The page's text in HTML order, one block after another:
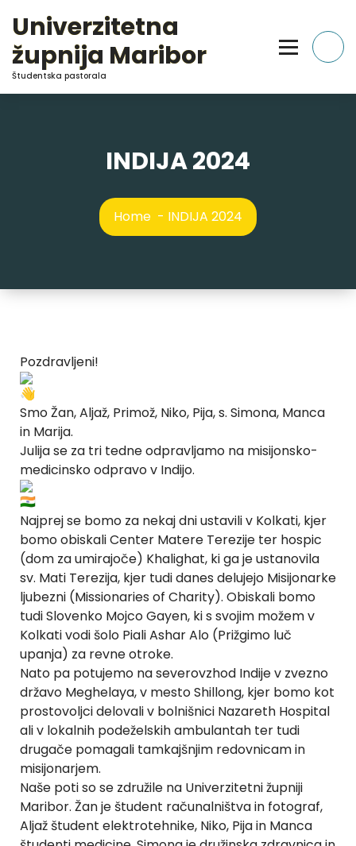
Content
Univerzitetna
župnija Maribor
Študentska pastorala
INDIJA 2024
Home - INDIJA 2024
Pozdravljeni!
Smo Žan, Aljaž, Primož, Niko, Pija, s. Simona, Manca
in Marija.
Julija se za tri tedne odpravljamo na misijonsko-
medicinsko odpravo v Indijo.
Najprej se bomo za nekaj dni ustavili v Kolkati, kjer
bomo obiskali Center Matere Terezije ter hospic
(dom za umirajoče) Khalighat, ki ga je ustanovila
sv. Mati Terezija, kjer tudi danes delujejo Misijonarke
ljubezni (Missionaries of Charity). Obiskali bomo
tudi Slovenko Mojco Gayen, ki s svojim možem v
Kolkati vodi šolo Piali Ashar Alo (Prižgimo luč
upanja) za revne otroke.
Nato pa potujemo na severovzhod Indije v zvezno
državo Meghelaya, v mesto Shillong, kjer bomo kot
prostovoljci delovali v bolnišnici Nazareth Hospital
ali v lokalnih podeželskih ambulantah ter tudi
drugače pomagali tamkajšnjim redovnicam in
misijonarjem.
Naše poti so se združile na Univerzitetni župniji
Maribor. Žan je študent računalništva in fotograf,
Aljaž študent elektrotehnike, Niko, Pija in Manca